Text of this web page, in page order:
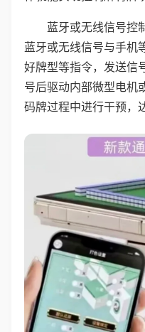
蓝牙或无线信号控
蓝牙或无线信号与手机
好牌型等指令，发送信
号后驱动内部微型电机
码牌过程中进行干预，